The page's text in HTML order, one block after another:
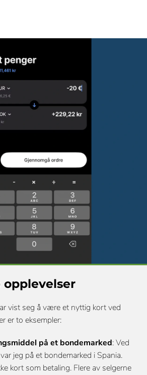
opplevelser
vist seg å være et nyttig kort ved
er to eksempler:
på et bondemarked: Ved
jeg på et bondemarked i Spania.
kort som betaling. Flere av selgerne